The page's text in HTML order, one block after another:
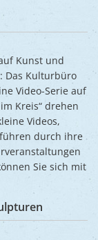
Kunst und
Das Kulturbüro
Video-Serie auf
Kreis“ drehen
Videos,
durch ihre
Sie sich mit